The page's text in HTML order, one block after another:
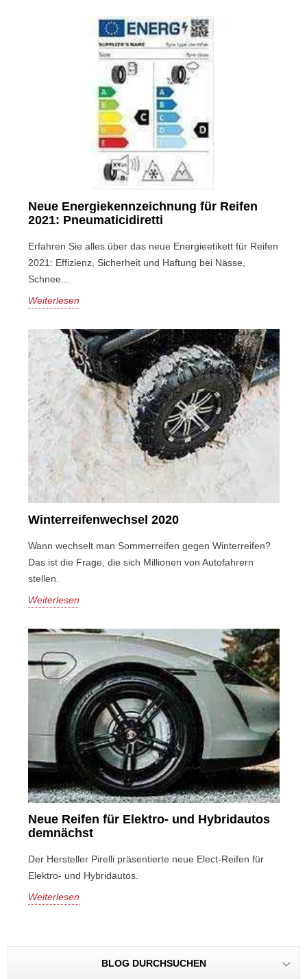
Neue Energiekennzeichnung für Reifen
2021: Pneumaticidiretti
Erfahren Sie alles über das neue Energieetikett für Reifen
2021: Effizienz, Sicherheit und Haftung bei Nässe,
Schnee...
Weiterlesen
Winterreifenwechsel 2020
Wann wechselt man Sommerreifen gegen Winterreifen?
Das ist die Frage, die sich Millionen von Autofahrern
stellen.
Weiterlesen
Neue Reifen für Elektro- und Hybridautos
demnächst
Der Hersteller Pirelli präsentierte neue Elect-Reifen für
Elektro- und Hybridautos.
Weiterlesen
BLOG DURCHSUCHEN